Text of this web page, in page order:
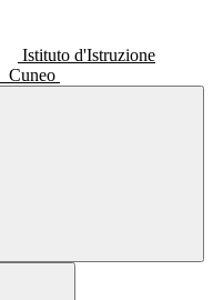
Istituto d'Istruzione
Cuneo